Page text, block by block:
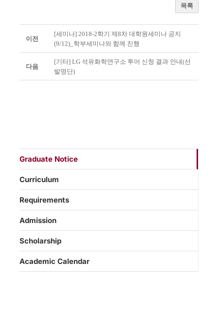
목록
이전
[세미나] 2018-2학기 제8차 대학원세미나 공지
(9/12)_학부세미나와 함께 진행
다음
[기타] LG 석유화학연구소 투어 신청 결과 안내(선
발명단)
Graduate Notice
Curriculum
Requirements
Admission
Scholarship
Academic Calendar